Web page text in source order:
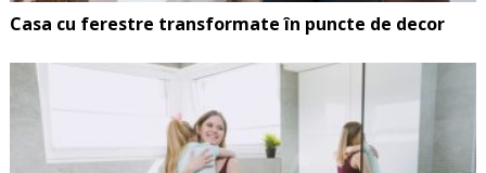
Casa cu ferestre transformate în puncte de decor